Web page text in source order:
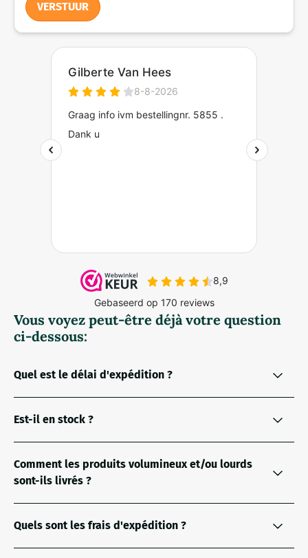
VERSTUUR
Vous voyez peut-être déjà votre question
ci-dessous:
Quel est le délai d'expédition ?
Est-il en stock ?
Comment les produits volumineux et/ou lourds
sont-ils livrés ?
Quels sont les frais d'expédition ?